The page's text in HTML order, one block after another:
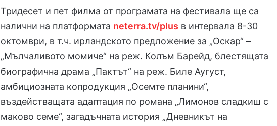
Тридесет и пет филма от програмата на фестивала ще са
налични на платформата neterra.tv/plus в интервала 8-30
октомври, в т.ч. ирландското предложение за „Оскар“ –
„Мълчаливото момиче“ на реж. Колъм Барейд, блестящата
биографична драма „Пактът“ на реж. Биле Аугуст,
амбициозната копродукция „Осемте планини“,
въздействащата адаптация по романа „Лимонов сладкиш с
маково семе“, загадъчната история „Дневникът на